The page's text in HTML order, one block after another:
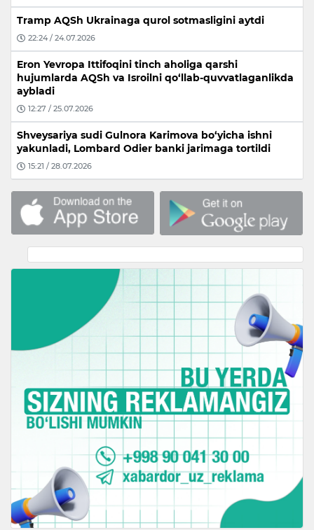
Tramp AQSh Ukrainaga qurol sotmasligini aytdi
22:24 / 24.07.2026
Eron Yevropa Ittifoqini tinch aholiga qarshi
hujumlarda AQSh va Isroilni qo‘llab-quvvatlaganlikda
aybladi
12:27 / 25.07.2026
Shveysariya sudi Gulnora Karimova bo‘yicha ishni
yakunladi, Lombard Odier banki jarimaga tortildi
15:21 / 28.07.2026